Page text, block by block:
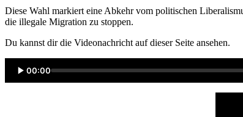
Diese Wahl markiert eine Abkehr vom politischen
die illegale Migration zu stoppen.
Du kannst dir die Videonachricht auf dieser Seite ansehen.
00:00